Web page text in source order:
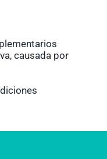
causada por